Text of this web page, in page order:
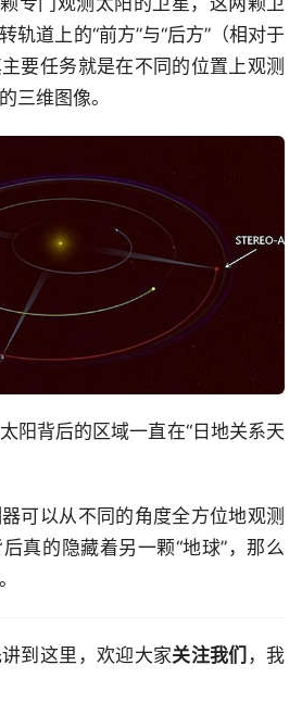
轨道上的“前方”与“后方”（相对于
要任务就是在不同的位置上观测
三维图像。
阳背后的区域一直在“日地关系天
可以从不同的角度全方位地观测
真的隐藏着另一颗“地球”，那么
到这里，欢迎大家关注我们 ，我